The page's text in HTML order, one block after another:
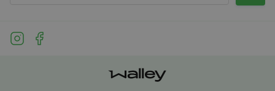
Meld
See our Instagram
See our Facebook